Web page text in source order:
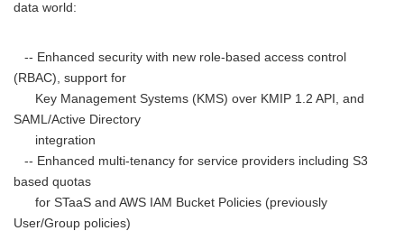
data world:
-- Enhanced security with new role-based access control
(RBAC), support for
Key Management Systems (KMS) over KMIP 1.2 API, and
SAML/Active Directory
integration
-- Enhanced multi-tenancy for service providers including S3
based quotas
for STaaS and AWS IAM Bucket Policies (previously
User/Group policies)